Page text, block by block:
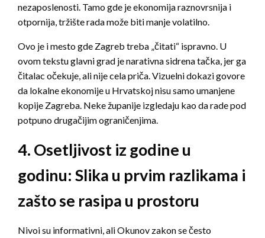
nezaposlenosti. Tamo gde je ekonomija raznovrsnija i
otpornija, tržište rada može biti manje volatilno.
Ovo je i mesto gde Zagreb treba „čitati“ ispravno. U
ovom tekstu glavni grad je narativna sidrena tačka, jer ga
čitalac očekuje, ali nije cela priča. Vizuelni dokazi govore
da lokalne ekonomije u Hrvatskoj nisu samo umanjene
kopije Zagreba. Neke županije izgledaju kao da rade pod
potpuno drugačijim ograničenjima.
4. Osetljivost iz godine u
godinu: Slika u prvim razlikama i
zašto se rasipa u prostoru
Nivoi su informativni, ali Okunov zakon se često